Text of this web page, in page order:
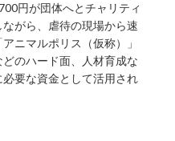
円が団体へとチャリティ
がら、虐待の現場から速
ニマルポリス（仮称）」
のハード面、人材育成な
要な資金として活用され